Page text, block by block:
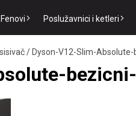
Fenovi Poslužavnici i ketleri
/Dyson-V12-Slim-Absolute-